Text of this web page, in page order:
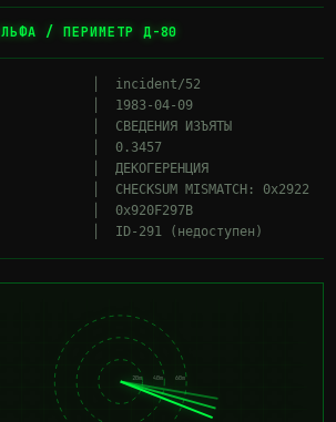
/ ПЕРИМЕТР Д-80
│  incident/52
│  1983-04-09
│  СВЕДЕНИЯ ИЗЪЯТЫ
│  0.3457
│  ДЕКОГЕРЕНЦИЯ
│  CHECKSUM MISMATCH: 0x2922
│  0x920F297B
20m 40m 60m